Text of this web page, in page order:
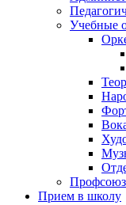
Учебные
Прием в школу